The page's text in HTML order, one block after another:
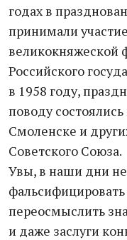
годах в
принимали
Российского
в 1958 году,
поводу
Смоленске и
Советского Союза.
Увы, в наши дни
переосмыслить
и даже заслуги